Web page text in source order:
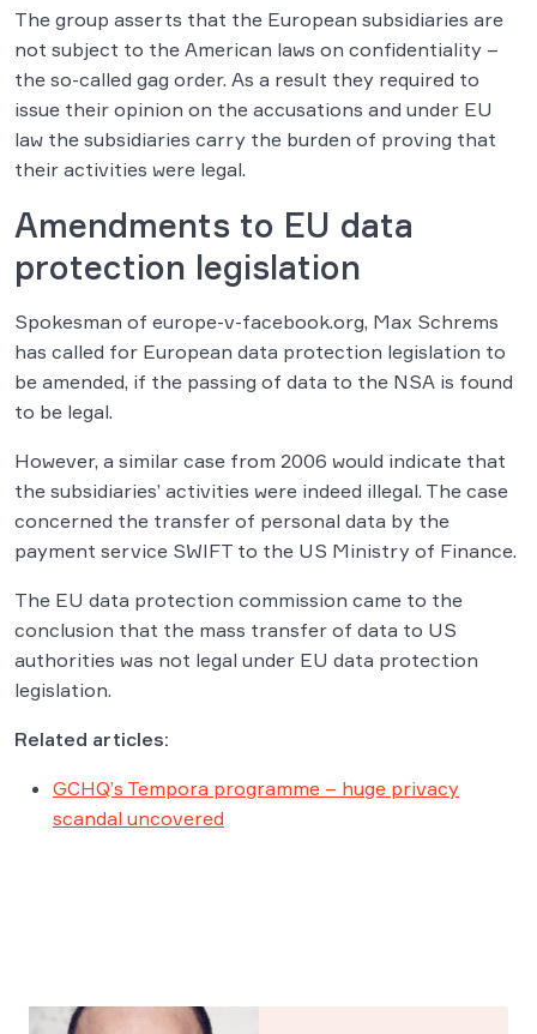
The group asserts that the European subsidiaries are
not subject to the American laws on confidentiality –
the so-called gag order. As a result they required to
issue their opinion on the accusations and under EU
law the subsidiaries carry the burden of proving that
their activities were legal.
Amendments to EU data
protection legislation
Spokesman of europe-v-facebook.org, Max Schrems
has called for European data protection legislation to
be amended, if the passing of data to the NSA is found
to be legal.
However, a similar case from 2006 would indicate that
the subsidiaries’ activities were indeed illegal. The case
concerned the transfer of personal data by the
payment service SWIFT to the US Ministry of Finance.
The EU data protection commission came to the
conclusion that the mass transfer of data to US
authorities was not legal under EU data protection
legislation.
Related articles:
GCHQ’s Tempora programme – huge privacy
scandal uncovered